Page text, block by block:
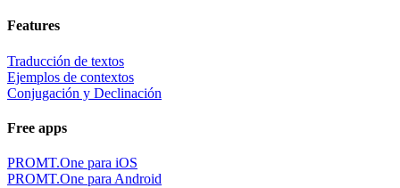
Features
Traducción de textos
Ejemplos de contextos
Conjugación y Declinación
Free apps
PROMT.One para iOS
PROMT.One para Android